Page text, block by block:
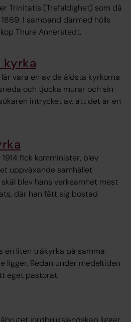
Trinitatis (Trefaldighet) som då
I samband därmed hölls
Thure Annerstedt.
kyrka
vara en av de äldsta kyrkorna
och tjocka murar och sin
intrycket av, att det är en
fick komminister, blev
uppväxande samhället
blev hans verksamhet mest
där han fått sig bostad
en liten träkyrka på samma
ligger. Redan under medeltiden
eget pastorat.
jordbrukslandskap ligger